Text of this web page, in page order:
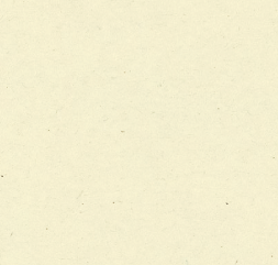
チーム13【非がんに対す